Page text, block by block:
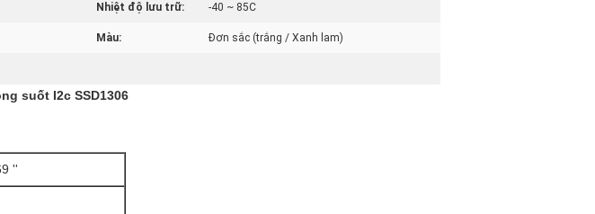
Nhiệt độ lưu trữ: -40 ~ 85C
Màu: Đơn sắc (trắng / Xanh lam)
suốt I2c SSD1306
''